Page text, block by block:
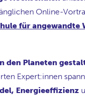
Online-
für angewandte
den Planeten
Expert:innen
Energieeffizienz